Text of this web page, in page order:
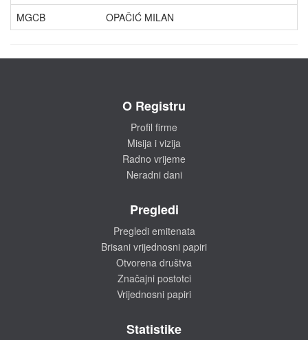
MGCB
OPAČIĆ MILAN
O Registru
Profil firme
Misija i vizija
Radno vrijeme
Neradni dani
Pregledi
Pregledi emitenata
Brisani vrijednosni papiri
Otvorena društva
Značajni postotci
Vrijednosni papiri
Statistike